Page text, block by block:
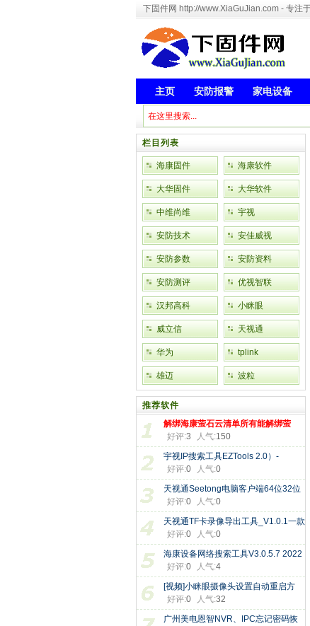
下固件网 http://www.XiaGuJian.com - 专注
主页 安防报警 家电设备
栏目列表
海康固件 海康软件
大华固件 大华软件
中维尚维 宇视
安防技术 安佳威视
安防参数 安防资料
安防测评 优视智联
汉邦高科 小眯眼
威立信 天视通
华为 tplink
雄迈 波粒
推荐软件
解绑海康萤石云清单所有能解绑萤
好评:3 人气:150
宇视IP搜索工具EZTools 2.0）-
EZTools
好评:0 人气:0
天视通Seetong电脑客户端64位32位
版本
好评:0 人气:0
天视通TF卡录像导出工具_V1.0.1一款
好评:0 人气:0
海康设备网络搜索工具V3.0.5.7 2022
好评:0 人气:4
[视频]小眯眼摄像头设置自动重启方
好评:0 人气:32
广州美电恩智NVR、IPC忘记密码恢